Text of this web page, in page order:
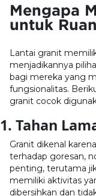
Mengapa
untuk
Lantai granit
menjadikannya
bagi mereka yang
fungsionalitas.
granit cocok
1. Tahan
Granit dikenal
terhadap goresan,
penting, terutama
memiliki aktivitas
dibersihkan dan